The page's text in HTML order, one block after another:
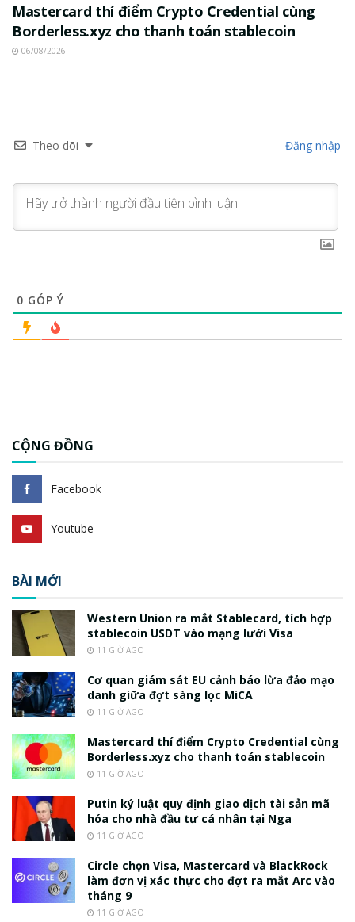
Mastercard thí điểm Crypto Credential cùng
Borderless.xyz cho thanh toán stablecoin
06/08/2026
Theo dõi Đăng nhập
0 GÓP Ý
CỘNG ĐỒNG
Facebook
Youtube
BÀI MỚI
Western Union ra mắt Stablecard, tích hợp
stablecoin USDT vào mạng lưới Visa
11 GIỜ AGO
Cơ quan giám sát EU cảnh báo lừa đảo mạo
danh giữa đợt sàng lọc MiCA
11 GIỜ AGO
Mastercard thí điểm Crypto Credential cùng
Borderless.xyz cho thanh toán stablecoin
11 GIỜ AGO
Putin ký luật quy định giao dịch tài sản mã
hóa cho nhà đầu tư cá nhân tại Nga
11 GIỜ AGO
Circle chọn Visa, Mastercard và BlackRock
làm đơn vị xác thực cho đợt ra mắt Arc vào
tháng 9
11 GIỜ AGO